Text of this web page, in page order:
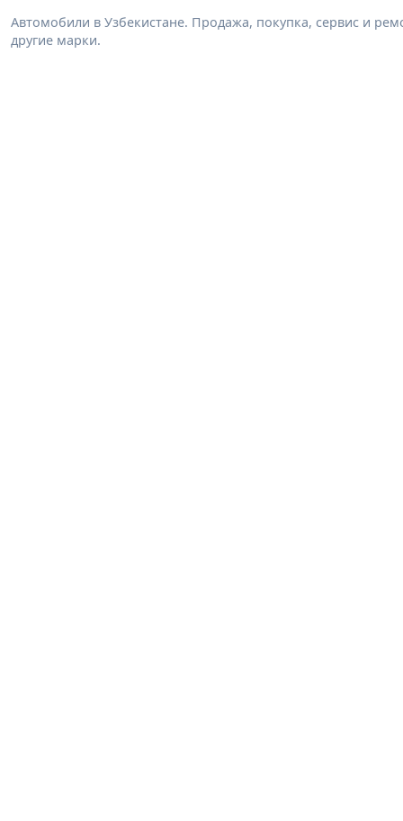
Автомобили в Узбекистане. Продажа, покупка, сервис и
другие марки.